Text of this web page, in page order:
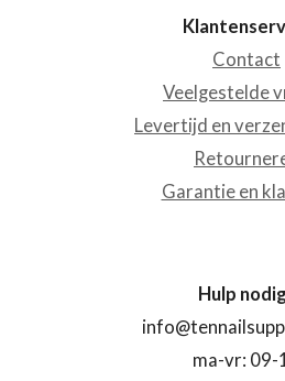
Contact
Veelgestelde
Levertijd en
Garantie en
Hulp
ma-vr: 09-